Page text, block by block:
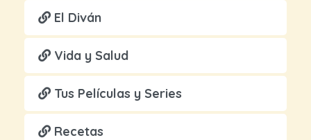
El Diván
Vida y Salud
Tus Películas y Series
Recetas